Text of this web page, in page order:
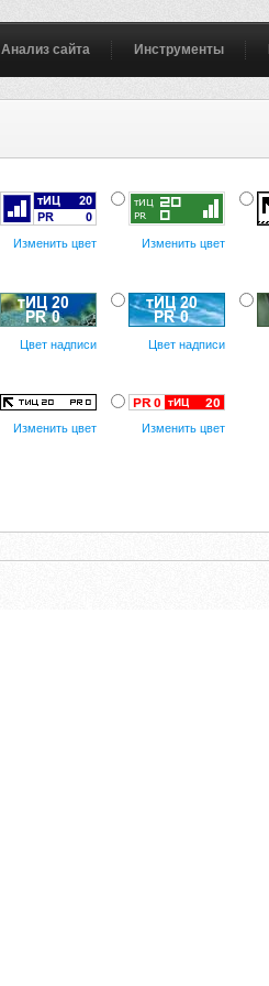
Анализ сайта Инструменты
Изменить цвет Изменить цвет
Цвет надписи Цвет надписи
Изменить цвет Изменить цвет